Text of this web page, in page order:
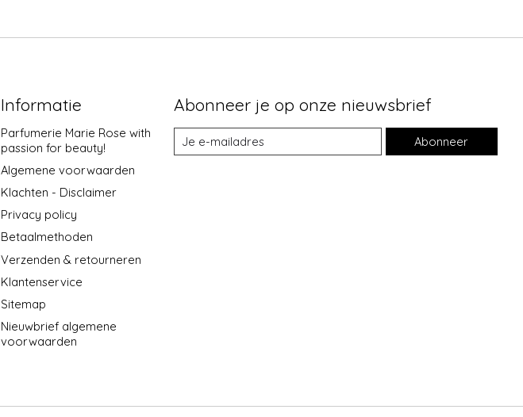
Informatie
Parfumerie Marie Rose with
passion for beauty!
Algemene voorwaarden
Klachten - Disclaimer
Privacy policy
Betaalmethoden
Verzenden & retourneren
Klantenservice
Sitemap
Nieuwbrief algemene
voorwaarden
Abonneer je op onze nieuwsbrief
Abonneer